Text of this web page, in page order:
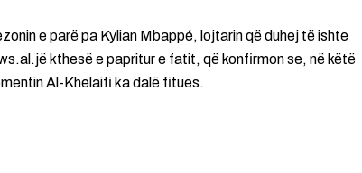
e parë pa Kylian Mbappé, lojtarin që duhej të ishte
kthesë e papritur e fatit, që konfirmon se, në këtë
Al-Khelaifi ka dalë fitues.